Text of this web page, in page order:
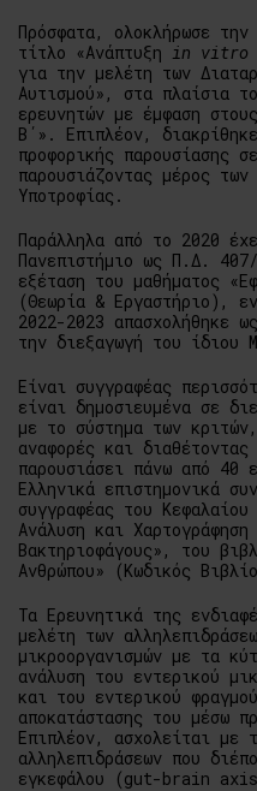
Πρόσφατα, ολοκλήρωσε
τίτλο «Ανάπτυξη in vitro
για την μελέτη των
Αυτισμού», στα πλαίσια
ερευνητών με έμφαση
Β΄». Επιπλέον,
προφορικής παρουσίασης
παρουσιάζοντας μέρος
Υποτροφίας.
Παράλληλα από το 2020
Πανεπιστήμιο ως Π.Δ.
εξέταση του μαθήματος
(Θεωρία & Εργαστήριο),
2022-2023 απασχολήθηκε
την διεξαγωγή του ίδιου
Είναι συγγραφέας
είναι δημοσιευμένα σε
με το σύστημα των
αναφορές και
παρουσιάσει πάνω από 40
Ελληνικά επιστημονικά
συγγραφέας του
Ανάλυση και
Βακτηριοφάγους», του
Ανθρώπου» (Κωδικός
Τα Eρευνητικά της
μελέτη των
μικροοργανισμών με τα
ανάλυση του εντερικού
και του εντερικού
αποκατάστασης του μέσω
Επιπλέον, ασχολείται με
αλληλεπιδράσεων που
εγκεφάλου (gut-brain